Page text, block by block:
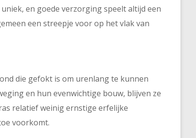
en goede verzorging speelt altijd een
een streepje voor op het vlak van
die gefokt is om urenlang te kunnen
en hun evenwichtige bouw, blijven ze
relatief weinig ernstige erfelijke
voorkomt.